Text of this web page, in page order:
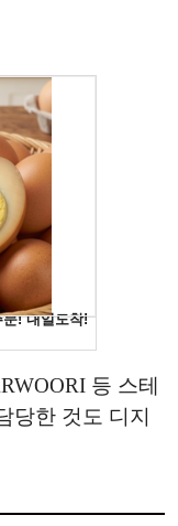
등 스테
당한 것도 디지